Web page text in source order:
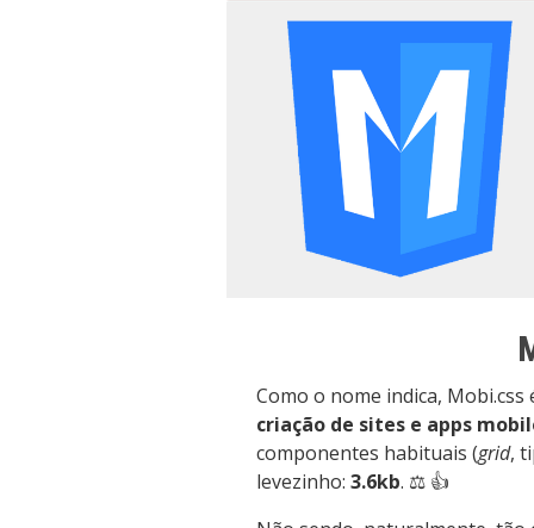
Como o nome indica, Mobi.css
criação de sites e apps
componentes habituais (grid,
levezinho: 3.6kb. ⚖️ 👍